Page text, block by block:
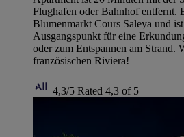
Flughafen oder Bahnhof entfernt.
Blumenmarkt Cours Saleya und
Ausgangspunkt für eine
oder zum Entspannen am Strand.
französischen Riviera!
4,3/5 Rated 4,3 of 5